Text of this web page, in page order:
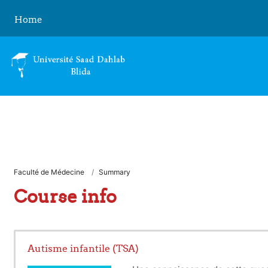
Home
Faculté de Médecine Summary
Course info
Autisme infantile (TSA)